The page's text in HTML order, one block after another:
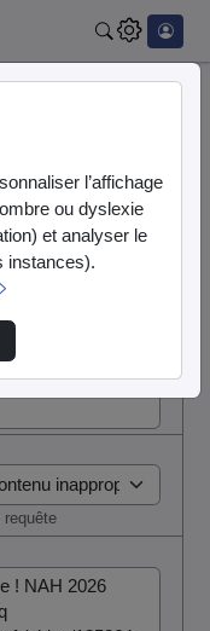
l’affichage
ou dyslexie
et analyser le
instances).